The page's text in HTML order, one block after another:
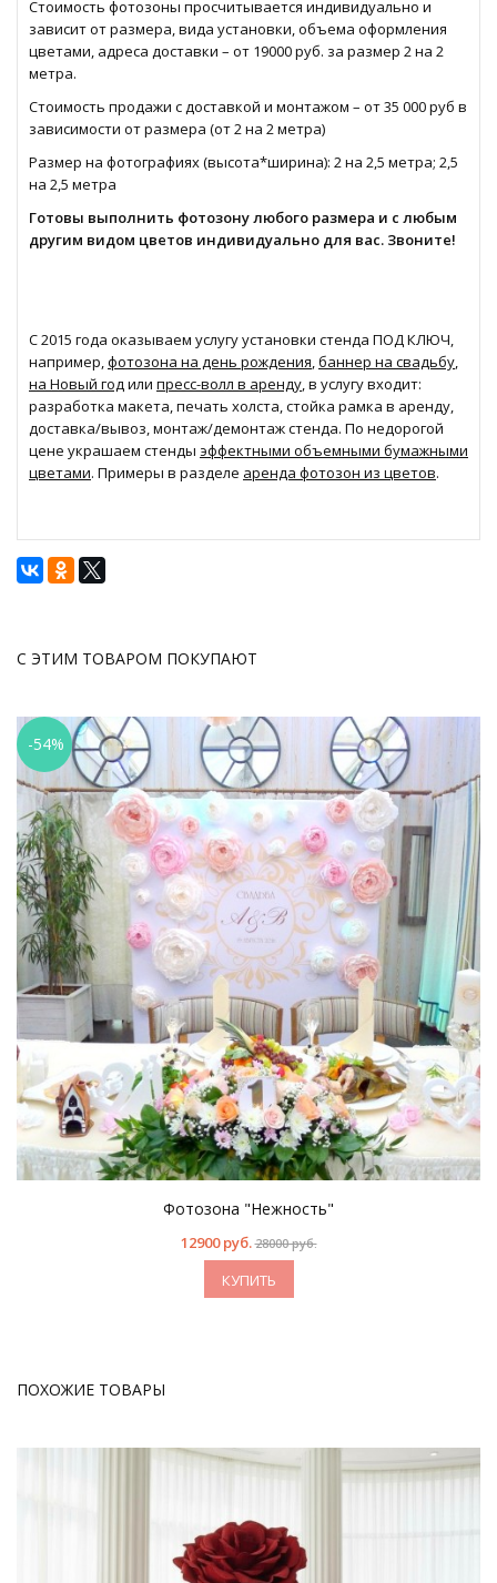
Стоимость фотозоны просчитывается индивидуально и
зависит от размера, вида установки, объема оформления
цветами, адреса доставки – от 19000 руб. за размер 2 на 2
метра.
Стоимость продажи с доставкой и монтажом – от 35 000 руб в
зависимости от размера (от 2 на 2 метра)
Размер на фотографиях (высота*ширина): 2 на 2,5 метра; 2,5
на 2,5 метра
Готовы выполнить фотозону любого размера и с любым
другим видом цветов индивидуально для вас. Звоните!
С 2015 года оказываем услугу установки стенда ПОД КЛЮЧ,
например,фотозона на день рождения,баннер на свадьбу,
на Новый годили пресс-волл в аренду, в услугу входит:
разработка макета, печать холста, стойка рамка в аренду,
доставка/вывоз, монтаж/демонтаж стенда. По недорогой
цене украшаем стенды эффектными объемными бумажными
цветами. Примеры в разделе аренда фотозон из цветов.
С ЭТИМ ТОВАРОМ ПОКУПАЮТ
-54%
Фотозона "Нежность"
12900 руб. 28000 руб.
КУПИТЬ
ПОХОЖИЕ ТОВАРЫ